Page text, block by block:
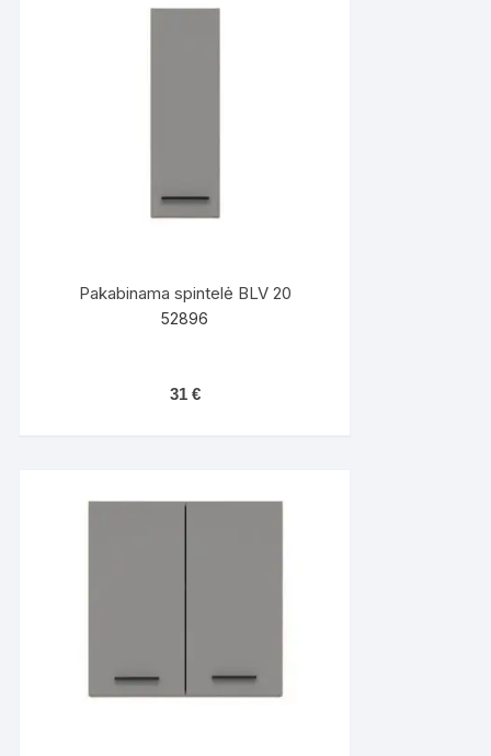
Pakabinama spintelė BLV 20
52896
31 €